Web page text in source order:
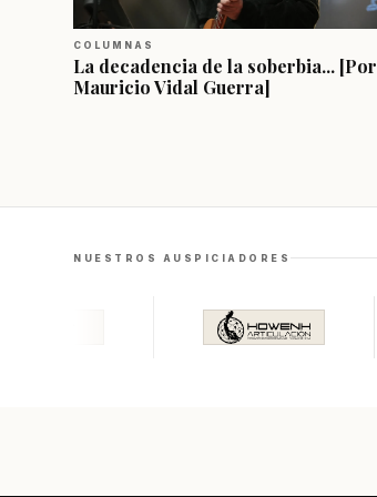
COLUMNAS
La decadencia de la soberbia... [Por
Mauricio Vidal Guerra]
NUESTROS AUSPICIADORES